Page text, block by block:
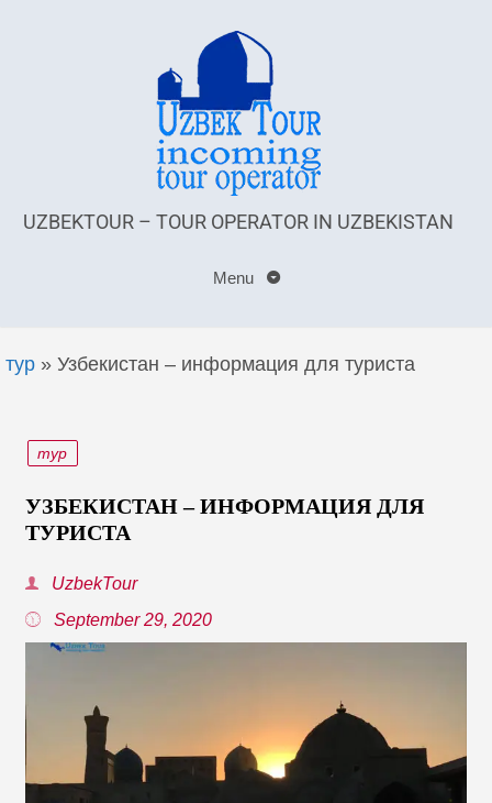
UZBEKTOUR – TOUR OPERATOR IN UZBEKISTAN
Menu
тур » Узбекистан – информация для туриста
тур
УЗБЕКИСТАН – ИНФОРМАЦИЯ ДЛЯ
ТУРИСТА
UzbekTour
September 29, 2020